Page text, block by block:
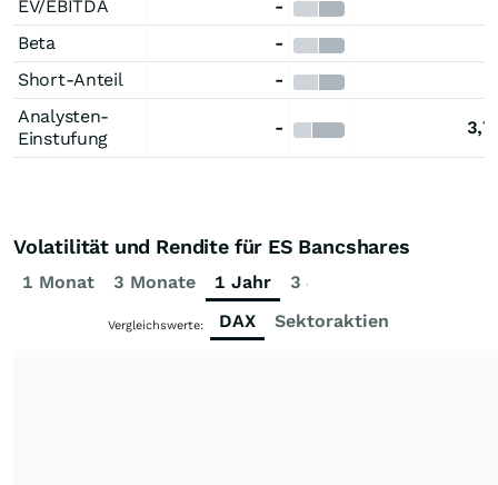
EV/EBITDA
-
Beta
-
Short-Anteil
-
Analysten-
Einstufung
-
Volatilität und Rendite für ES Bancshares
1 Monat 3 Monate 1 Jahr 3 Jahre
Vergleichswerte: DAX Sektoraktien